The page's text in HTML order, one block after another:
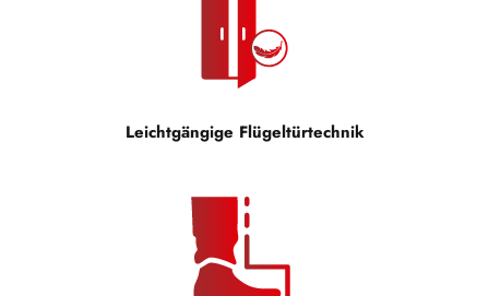
Leichtgängige Flügeltürtechnik